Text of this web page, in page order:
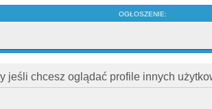
OGŁOSZENIE:
jeśli chcesz oglądać profile innych